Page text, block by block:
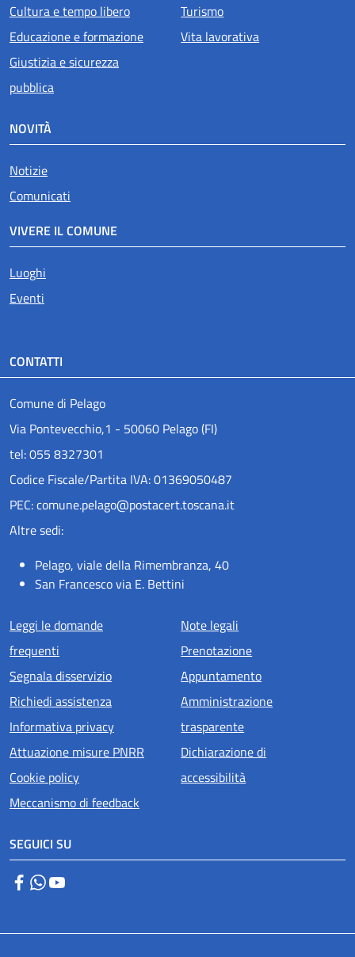
Cultura e tempo libero
Educazione e formazione
Giustizia e sicurezza
pubblica
Turismo
Vita lavorativa
NOVITÀ
Notizie
Comunicati
VIVERE IL COMUNE
Luoghi
Eventi
CONTATTI
Comune di Pelago
Via Pontevecchio,1 - 50060 Pelago (FI)
tel: 055 8327301
Codice Fiscale/Partita IVA: 01369050487
PEC: comune.pelago@postacert.toscana.it
Altre sedi:
Pelago, viale della Rimembranza, 40
San Francesco via E. Bettini
Menu piè di pagina
Leggi le domande
frequenti
Segnala disservizio
Richiedi assistenza
Informativa privacy
Attuazione misure PNRR
Cookie policy
Meccanismo di feedback
Note legali
Prenotazione
Appuntamento
Amministrazione
trasparente
Dichiarazione di
accessibilità
SEGUICI SU
FacebookWhatsApp